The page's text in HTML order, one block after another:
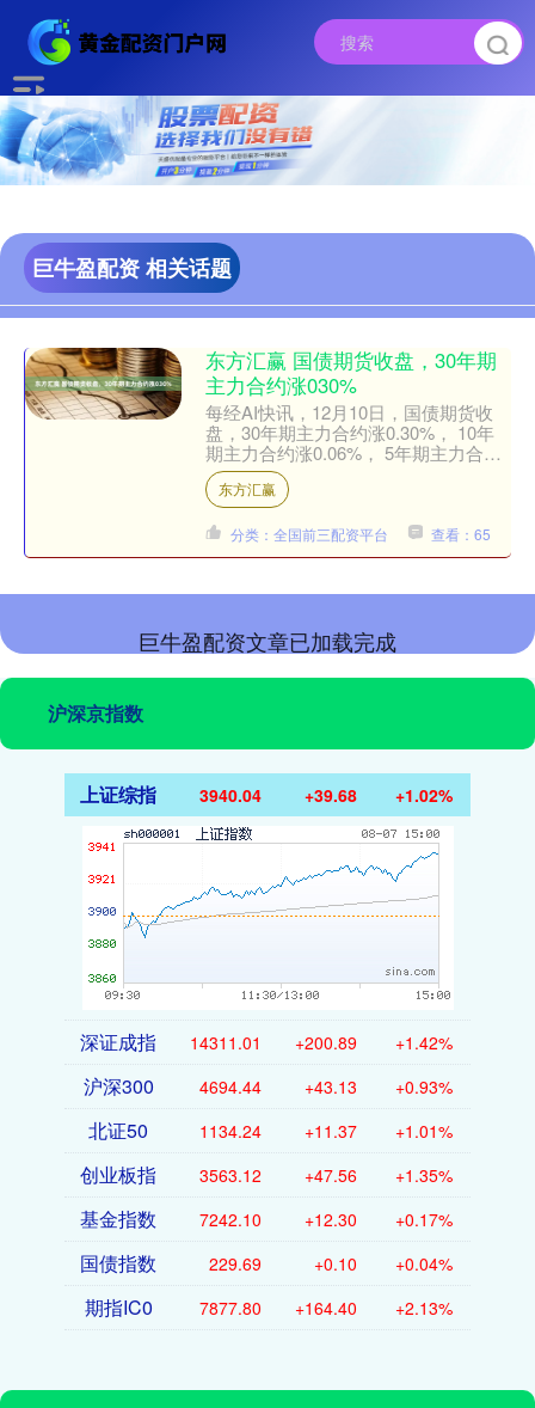
巨牛盈配资 相关话题
东方汇赢 国债期货收盘，30年期
主力合约涨030%
每经AI快讯，12月10日，国债期货收
盘，30年期主力合约涨0.30%， 10年
期主力合约涨0.06%， 5年期主力合约
涨0.06%， 2年期主力合约涨0.04....
东方汇赢
分类：全国前三配资平台 查看：65
巨牛盈配资文章已加载完成
沪深京指数
上证综指 3940.04 +39.68 +1.02%
深证成指 14311.01 +200.89 +1.42%
沪深300 4694.44 +43.13 +0.93%
北证50 1134.24 +11.37 +1.01%
创业板指 3563.12 +47.56 +1.35%
基金指数 7242.10 +12.30 +0.17%
国债指数 229.69 +0.10 +0.04%
期指IC0 7877.80 +164.40 +2.13%